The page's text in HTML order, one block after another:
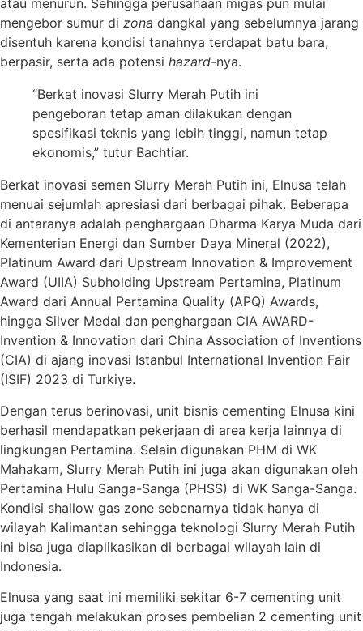
atau menurun. Sehingga perusahaan migas pun mulai
mengebor sumur di zona dangkal yang sebelumnya jarang
disentuh karena kondisi tanahnya terdapat batu bara,
berpasir, serta ada potensi hazard-nya.
“Berkat inovasi Slurry Merah Putih ini
pengeboran tetap aman dilakukan dengan
spesifikasi teknis yang lebih tinggi, namun tetap
ekonomis,” tutur Bachtiar.
Berkat inovasi semen Slurry Merah Putih ini, Elnusa telah
menuai sejumlah apresiasi dari berbagai pihak. Beberapa
di antaranya adalah penghargaan Dharma Karya Muda dari
Kementerian Energi dan Sumber Daya Mineral (2022),
Platinum Award dari Upstream Innovation & Improvement
Award (UIIA) Subholding Upstream Pertamina, Platinum
Award dari Annual Pertamina Quality (APQ) Awards,
hingga Silver Medal dan penghargaan CIA AWARD-
Invention & Innovation dari China Association of Inventions
(CIA) di ajang inovasi Istanbul International Invention Fair
(ISIF) 2023 di Turkiye.
Dengan terus berinovasi, unit bisnis cementing Elnusa kini
berhasil mendapatkan pekerjaan di area kerja lainnya di
lingkungan Pertamina. Selain digunakan PHM di WK
Mahakam, Slurry Merah Putih ini juga akan digunakan oleh
Pertamina Hulu Sanga-Sanga (PHSS) di WK Sanga-Sanga.
Kondisi shallow gas zone sebenarnya tidak hanya di
wilayah Kalimantan sehingga teknologi Slurry Merah Putih
ini bisa juga diaplikasikan di berbagai wilayah lain di
Indonesia.
Elnusa yang saat ini memiliki sekitar 6-7 cementing unit
juga tengah melakukan proses pembelian 2 cementing unit